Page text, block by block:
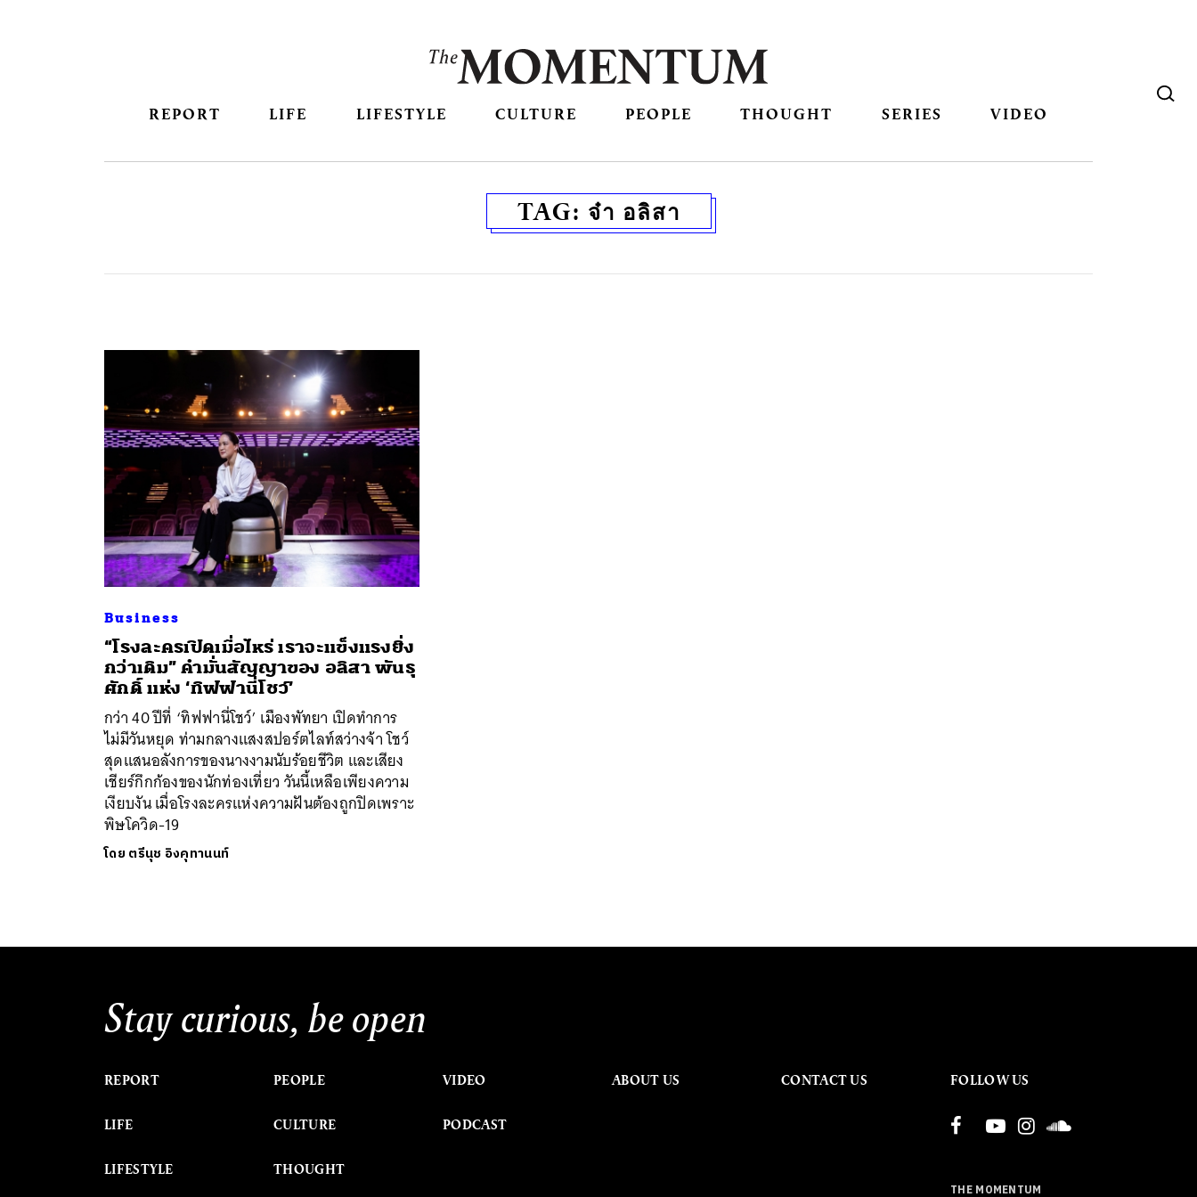
REPORT LIFE LIFESTYLE CULTURE PEOPLE THOUGHT SERIES VIDEO
TAG: จ๋า อลิสา
Business
“โรงละครเปิดเมื่อไหร่ เราจะแข็งแรงยิ่ง
กว่าเดิม” คำมั่นสัญญาของ อลิสา พันธุ
ศักดิ์ แห่ง ‘ทิฟฟานี่โชว์’
กว่า 40 ปีที่ ‘ทิฟฟานี่โชว์’ เมืองพัทยา เปิดทำการ
ไม่มีวันหยุด ท่ามกลางแสงสปอร์ตไลท์สว่างจ้า โชว์
สุดแสนอลังการของนางงามนับร้อยชีวิต และเสียง
เชียร์กึกก้องของนักท่องเที่ยว วันนี้เหลือเพียงความ
เงียบงัน เมื่อโรงละครแห่งความฝันต้องถูกปิดเพราะ
พิษโควิด-19
โดย ตรีนุช อิงคุทานนท์
Stay curious, be open
REPORT
LIFE
LIFESTYLE
PEOPLE
CULTURE
THOUGHT
VIDEO
PODCAST
ABOUT US CONTACT US FOLLOW US
THE MOMENTUM